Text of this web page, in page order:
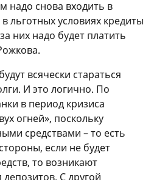
надо снова входить в
условиях кредиты
них надо будет платить
всячески стараться
И это логично. По
в период кризиса
огней», поскольку
средствами – то есть
если не будет
то возникают
С другой